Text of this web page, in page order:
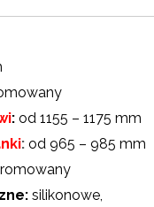
: od 1155 – 1175 mm
: od 965 – 985 mm
silikonowe,